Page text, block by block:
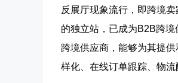
反展厅现象流行，即跨境
的独立站，已成为B2B跨
跨境供应商，能够为其提
样化、在线订单跟踪、物流